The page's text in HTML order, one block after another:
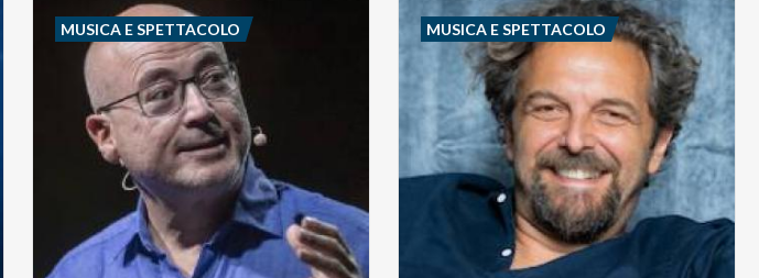
MUSICA E SPETTACOLO MUSICA E SPETTACOLO